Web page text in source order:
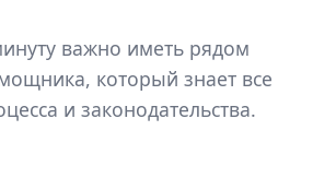
важно иметь рядом
который знает все
и законодательства.